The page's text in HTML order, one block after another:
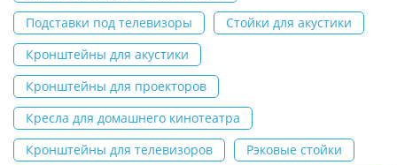
Подставки под телевизоры
Стойки для акустики
Кронштейны для акустики
Кронштейны для проекторов
Кресла для домашнего кинотеатра
Кронштейны для телевизоров
Рэковые стойки